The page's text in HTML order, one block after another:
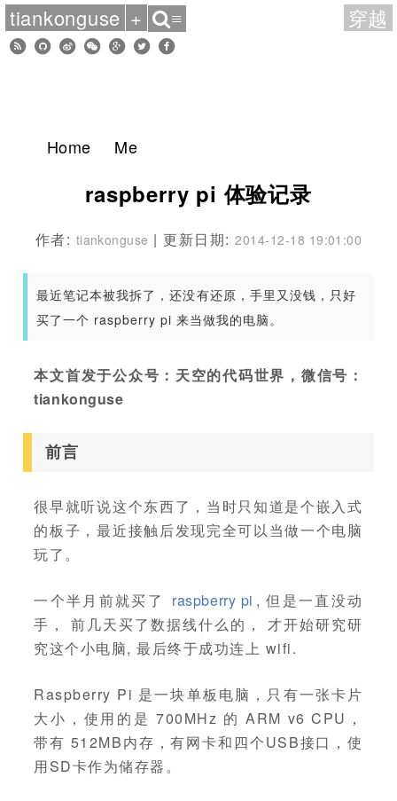
Home Me
raspberry pi 体验记录
作者: tiankonguse | 更新日期:2014-12-18 19:01:00
最近笔记本被我拆了，还没有还原，手里又没钱，只好
买了一个 raspberry pi 来当做我的电脑。
本文首发于公众号：天空的代码世界，微信号：
tiankonguse
前言
很早就听说这个东西了，当时只知道是个嵌入式
的板子，最近接触后发现完全可以当做一个电脑
玩了。
一个半月前就买了 raspberry pi , 但是一直没动
手， 前几天买了数据线什么的， 才开始研究研
究这个小电脑, 最后终于成功连上 wifi.
Raspberry Pi 是一块单板电脑，只有一张卡片
大小，使用的是 700MHz 的 ARM v6 CPU，
带有 512MB内存，有网卡和四个USB接口，使
用SD卡作为储存器。
tiankonguse + ≡ 穿越